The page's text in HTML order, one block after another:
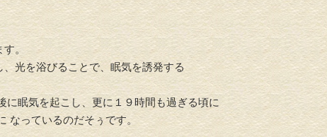
。
光を浴びることで、眠気を誘発する
に眠気を起こし、更に１９時間も過ぎる頃に
なっているのだそぅです。